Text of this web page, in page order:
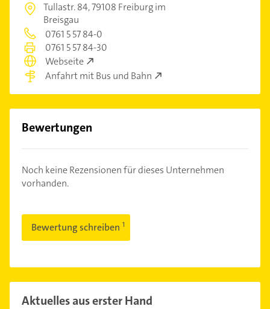
Tullastr. 84,79108 Freiburg im
Breisgau
0761 5 57 84-0
0761 5 57 84-30
Webseite
Anfahrt mit Bus und Bahn
Bewertungen
Noch keine Rezensionen für dieses Unternehmen
vorhanden.
Bewertung schreiben
Aktuelles aus erster Hand